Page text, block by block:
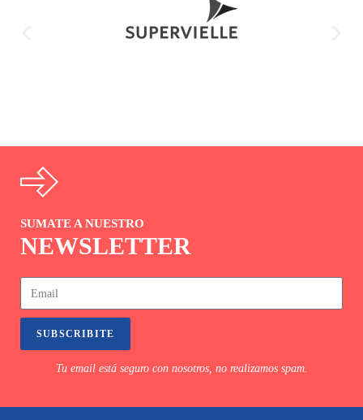
SUMATE A NUESTRO
NEWSLETTER
SUBSCRIBITE
Tu email está seguro con nosotros, no realizamos spam.